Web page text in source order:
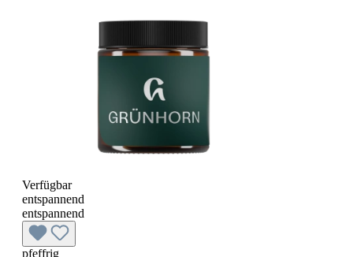
Verfügbar
entspannend
entspannend
pfeffrig